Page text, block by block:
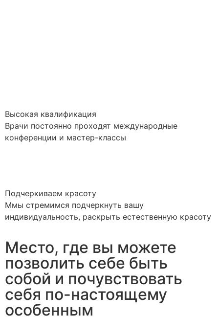
Высокая квалификация
Врачи постоянно проходят международные
конференции и мастер-классы
Подчеркиваем красоту
Ммы стремимся подчеркнуть вашу
индивидуальность, раскрыть естественную красоту
Место, где вы можете
позволить себе быть
собой и почувствовать
себя по-настоящему
особенным